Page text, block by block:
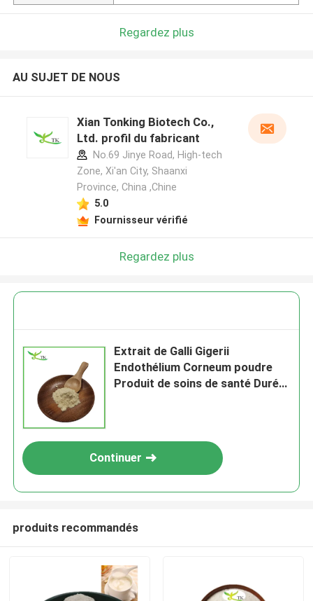
Regardez plus
AU SUJET DE NOUS
Xian Tonking Biotech Co.,
Ltd. profil du fabricant
No.69 Jinye Road, High-tech
Zone, Xi'an City, Shaanxi
Province, China ,Chine
5.0
Fournisseur vérifié
Regardez plus
Extrait de Galli Gigerii
Endothélium Corneum poudre
Produit de soins de santé Durée
Continuer
produits recommandés